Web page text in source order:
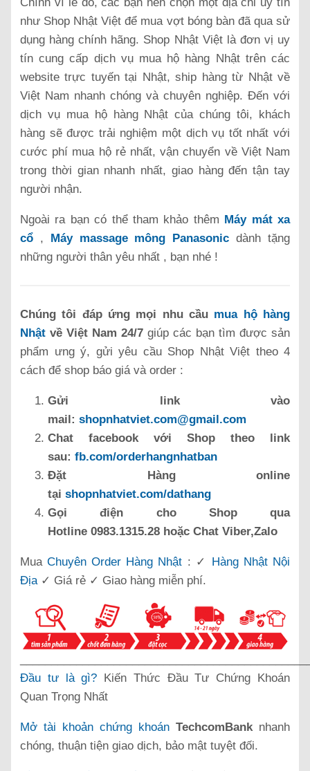
như Shop Nhật Việt để mua vợt bóng bàn đã qua sử
dụng hàng chính hãng. Shop Nhật Việt là đơn vị uy
tín cung cấp dịch vụ mua hộ hàng Nhật trên các
website trực tuyến tại Nhật, ship hàng từ Nhật về
Việt Nam nhanh chóng và chuyên nghiệp. Đến với
dịch vụ mua hộ hàng Nhật của chúng tôi, khách
hàng sẽ được trải nghiệm một dịch vụ tốt nhất với
cước phí mua hộ rẻ nhất, vận chuyển về Việt Nam
trong thời gian nhanh nhất, giao hàng đến tận tay
người nhận.
Ngoài ra bạn có thể tham khảo thêm Máy mát xa
cổ , Máy massage mông Panasonic dành tặng
những người thân yêu nhất , bạn nhé !
Chúng tôi đáp ứng mọi nhu cầu mua hộ hàng
Nhật về Việt Nam 24/7 giúp các bạn tìm được sản
phẩm ưng ý, gửi yêu cầu Shop Nhật Việt theo 4
cách để shop báo giá và order :
Gửi link vào
mail: shopnhatviet.com@gmail.com
Chat facebook với Shop theo link
sau: fb.com/orderhangnhatban
Đặt Hàng online
tại shopnhatviet.com/dathang
Gọi điện cho Shop qua
Hotline 0983.1315.28 hoặc Chat Viber,Zalo
MuaChuyên Order Hàng Nhật : ✓
Hàng Nhật Nội
Địa✓ Giá rẻ ✓ Giao hàng miễn phí.
Đầu tư là gì? Kiến Thức Đầu Tư Chứng Khoán
Quan Trọng Nhất
Mở tài khoản chứng khoán TechcomBank nhanh
chóng, thuận tiện giao dịch, bảo mật tuyệt đối.